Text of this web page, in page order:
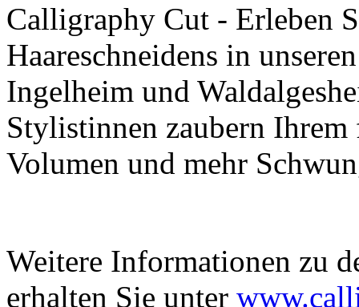
Calligraphy Cut - Erleben
Haareschneidens in
Ingelheim und
Stylistinnen zaubern
Volumen und mehr
Weitere Informationen zu
erhalten Sie unter